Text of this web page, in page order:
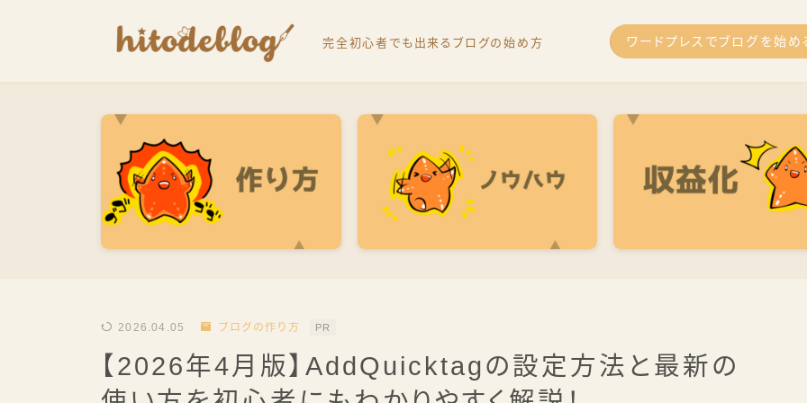
完全初心者でも出来るブログの始め方 ワードプレスでブログを始め
ブログで生きてます。ヒトデです
hitodeblogでは、最高月収2500万円を稼いだ経験のあるプロが、
「ブログの始め方」を何処よりもわかりやすく、初心者でも全く問題ないように解説します
ヒトデ君
2026.04.05 ブログの作り方 PR
【2026年4月版】AddQuicktagの設定方法と最新の